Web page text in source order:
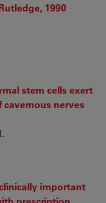
1990
stem cells exert
nerves
important